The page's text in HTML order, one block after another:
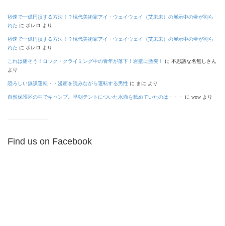
秒速で一億円損する方法！？現代美術家アイ・ウェイウェイ（艾未未）の展示中の壷が割ら
れた に ボレロ より
秒速で一億円損する方法！？現代美術家アイ・ウェイウェイ（艾未未）の展示中の壷が割ら
れた に ボレロ より
これは痛そう！ロック・クライミング中の青年が落下！岩壁に激突！ に 不思議な名無しさん
より
恐ろしい無謀運転・・漫画を読みながら運転する男性 に まに より
自然保護区の中でキャンプ。早朝テントについた水滴を舐めていたのは・・・ に wow より
Find us on Facebook